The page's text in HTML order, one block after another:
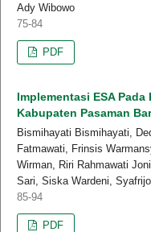
Ady Wibowo
75-84
PDF
Implementasi ESA
Kabupaten Pasaman
Bismihayati Bismihayati,
Fatmawati, Frinsis
Wirman, Riri Rahmawati
Sari, Siska Wardeni,
85-94
PDF